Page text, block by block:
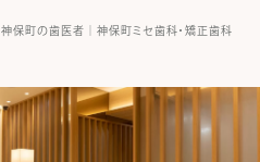
神保町の⻭医者｜神保町ミセ⻭科・矯正⻭科